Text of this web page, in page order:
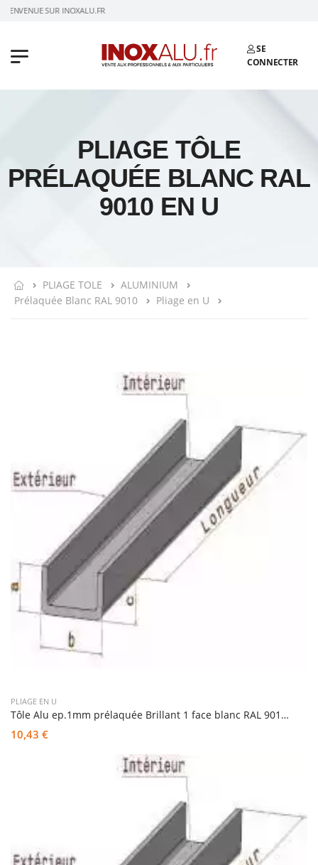
SUR INOXALU.FR
SE
CONNECTER
PLIAGE TÔLE
PRÉLAQUÉE BLANC RAL
9010 EN U
PLIAGE TOLE
ALUMINIUM
Prélaquée Blanc RAL 9010
Pliage en U
PLIAGE EN U
Tôle Alu ep.1mm prélaquée Brillant 1 face blanc RAL 9010 pliée en U
10,43 €